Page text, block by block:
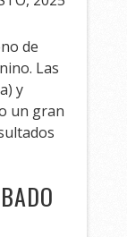
de
Las
y
un gran